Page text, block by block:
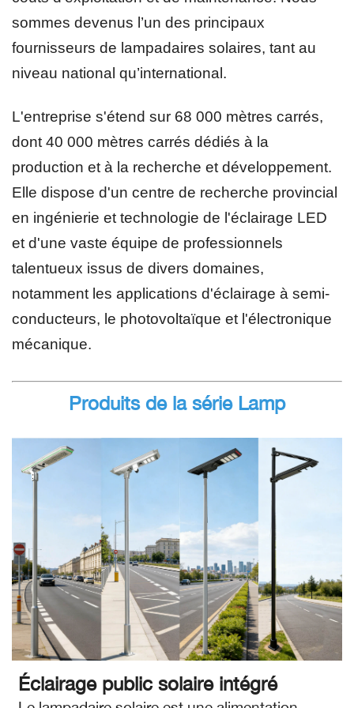
sommes devenus l’un des principaux
fournisseurs de lampadaires solaires, tant au
niveau national qu’international.
L'entreprise s'étend sur 68 000 mètres carrés,
dont 40 000 mètres carrés dédiés à la
production et à la recherche et développement.
Elle dispose d'un centre de recherche provincial
en ingénierie et technologie de l'éclairage LED
et d'une vaste équipe de professionnels
talentueux issus de divers domaines,
notamment les applications d'éclairage à semi-
conducteurs, le photovoltaïque et l'électronique
mécanique.
Produits de la série Lamp
Éclairage public solaire intégré